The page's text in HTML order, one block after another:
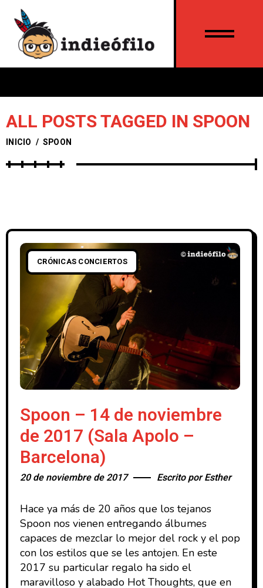
ALL POSTS TAGGED IN SPOON
INICIO / SPOON
CRÓNICAS CONCIERTOS
Spoon – 14 de noviembre
de 2017 (Sala Apolo –
Barcelona)
20 de noviembre de 2017 Escrito porEsther
Hace ya más de 20 años que los tejanos
Spoon nos vienen entregando álbumes
capaces de mezclar lo mejor del rock y el pop
con los estilos que se les antojen. En este
2017 su particular regalo ha sido el
maravilloso y alabado Hot Thoughts, que en